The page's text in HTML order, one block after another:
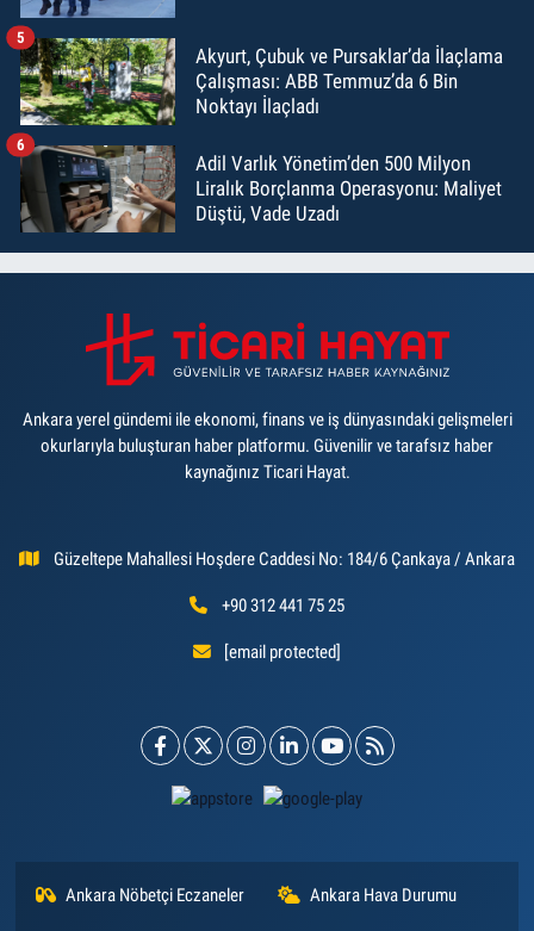
Akyurt, Çubuk ve Pursaklar’da İlaçlama
Çalışması: ABB Temmuz’da 6 Bin
Noktayı İlaçladı
5
Adil Varlık Yönetim’den 500 Milyon
Liralık Borçlanma Operasyonu: Maliyet
Düştü, Vade Uzadı
6
Ankara yerel gündemi ile ekonomi, finans ve iş dünyasındaki gelişmeleri
okurlarıyla buluşturan haber platformu. Güvenilir ve tarafsız haber
kaynağınız Ticari Hayat.
Güzeltepe Mahallesi Hoşdere Caddesi No: 184/6 Çankaya / Ankara
+90 312 441 75 25
[email protected]
Ankara Nöbetçi Eczaneler Ankara Hava Durumu